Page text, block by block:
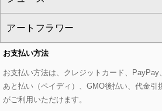
eur3
Maison de CINQ
スウェット・ジャージー
その他のトップス
セットアップパンツ
セットアップスカート
セットアップワンピース
チェスターコート
モッズコート
ステンカラーコート
ベルト・サスペンダー
帽子
ヘアアクセサリー
ピアス・イヤリング
ブレスレット・バングル
ブローチ・コサージュ
トートバッグ
ショルダーバッグ
ボストンバッグ
すべてのシューズ
パンプス
スニーカー
アートフラワー
すべてのアートフラワー
ローズ
お支払い方法
お支払い方法は、クレジットカード、PayPay
あと払い（ペイディ）、GMO後払い、代金引
がご利用いただけます。